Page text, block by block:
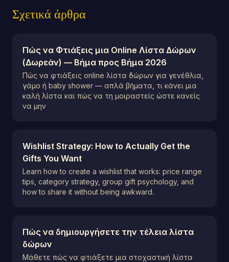
Σχετικά άρθρα
Πώς να Φτιάξεις μια Online Λίστα Δώρων
(Δωρεάν) — Βήμα προς Βήμα 2026
Πώς να φτιάξεις online λίστα δώρων για γενέθλια,
γάμο ή baby shower — απλά βήματα, τι κάνει μια
καλή λίστα και πώς να τη μοιραστείς ώστε κανείς
να μην
Wishlist Strategy: How to Actually Get the
Gifts You Want
Learn how to create a wishlist that works: price range
tips, category strategy, group gift psychology, and
how to share it without being awkward.
Πώς να δημιουργήσετε την τέλεια λίστα
δώρων
Μάθετε πώς να φτιάξετε μια στοχαστική λίστα